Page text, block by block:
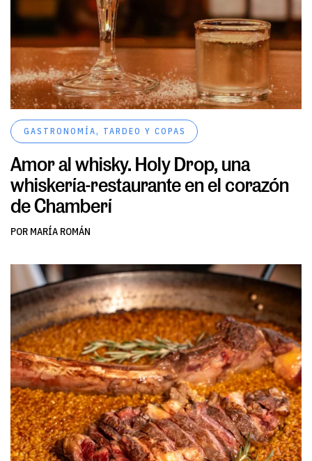
GASTRONOMÍA, TARDEO Y COPAS
Amor al whisky. Holy Drop, una
whiskería-restaurante en el corazón
de Chamberí
POR MARÍA ROMÁN